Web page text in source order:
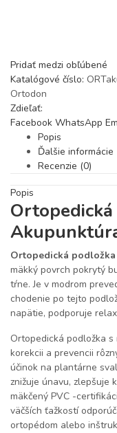
Pridať medzi obľúbené
Katalógové číslo:
Ortodon
Zdieľať:
Facebook WhatsApp
Popis
Ďalšie informácie
Recenzie (0)
Popis
Ortopedická
mäkký povrch pokrytý
tŕne. Je v modrom
chodenie po tejto
napätie, podporuje
Ortopedická podložka
korekcii a prevencii
účinok na plantárne
znižuje únavu, zlepšuje
mäkčený PVC -
väčších ťažkostí
ortopédom alebo